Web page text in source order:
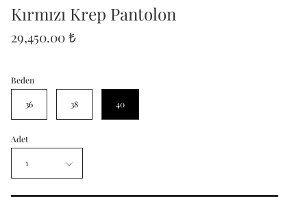
Kırmızı Krep Pantolon
29,450.00 ₺
Beden
36 38 40
Adet
1